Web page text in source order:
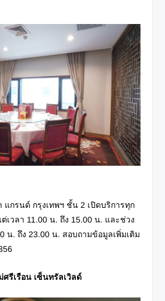
แกรนด์ กรุงเทพฯ ชั้น 2 เปิดบริการทุก
เวลา 11.00 น. ถึง 15.00 น. และช่วง
น. ถึง 23.00 น. สอบถามข้อมูลเพิ่มเติม
ศรีเรือน เซ็นทรัลเวิลด์